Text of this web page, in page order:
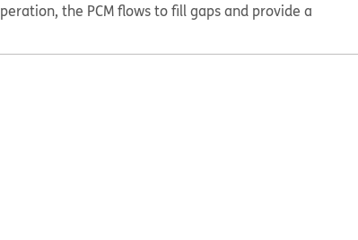
the PCM flows to fill gaps and provide a